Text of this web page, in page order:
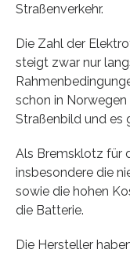
Straßenverkehr.
Die Zahl der
steigt zwar nur
schon in
Straßenbild und es
Als Bremsklotz für
insbesondere die
sowie die hohen
die Batterie.
Die Hersteller